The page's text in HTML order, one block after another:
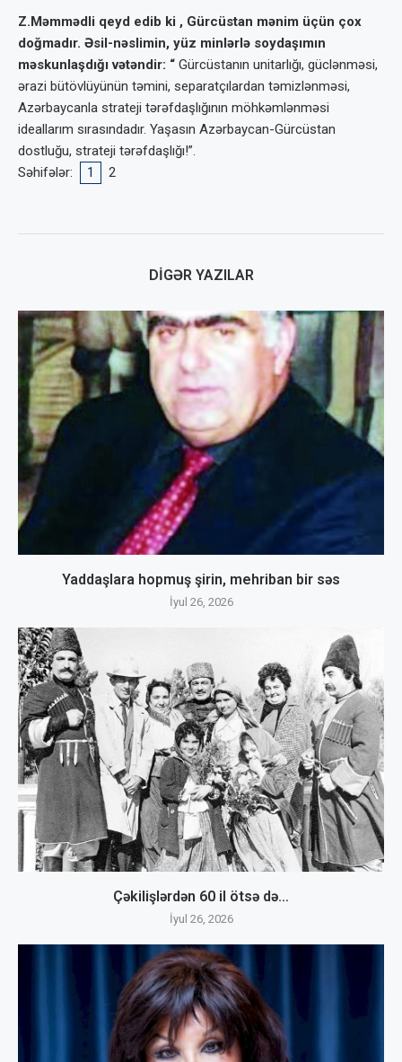
Z.Məmmədli qeyd edib ki , Gürcüstan mənim üçün çox
doğmadır. Əsil-nəslimin, yüz minlərlə soydaşımın
məskunlaşdığı vətəndir: “ Gürcüstanın unitarlığı, güclənməsi,
ərazi bütövlüyünün təmini, separatçılardan təmizlənməsi,
Azərbaycanla strateji tərəfdaşlığının möhkəmlənməsi
ideallarım sırasındadır. Yaşasın Azərbaycan-Gürcüstan
dostluğu, strateji tərəfdaşlığı!”.
Səhifələr:
1 2
DIGƏR YAZILAR
Yaddaşlara hopmuş şirin, mehriban bir səs
İyul 26, 2026
Çəkilişlərdən 60 il ötsə də…
İyul 26, 2026